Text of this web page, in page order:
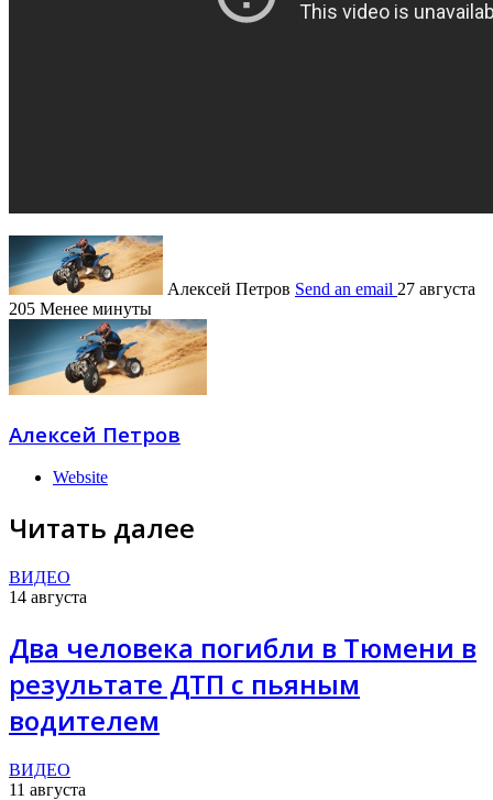
Алексей Петров Send an email 27 августа
205 Менее минуты
Алексей Петров
Website
Читать далее
ВИДЕО
14 августа
Два человека погибли в Тюмени в
результате ДТП с пьяным
водителем
ВИДЕО
11 августа